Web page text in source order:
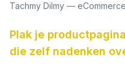
Tachmy Dilmy —
Plak je
die zelf nadenken